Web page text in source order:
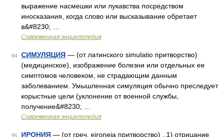
выражение насмешки или лукавства посредством
иносказания, когда слово или высказывание обретает
в&#8230; …
Современная энциклопедия
94 СИМУЛЯЦИЯ — (от латинского simulatio притворство)
(медицинское), изображение болезни или отдельных ее
симптомов человеком, не страдающим данным
заболеванием. Умышленная симуляция обычно преследует
корыстные цели (уклонение от военной службы,
получение&#8230; …
Современная энциклопедия
95 ИРОНИЯ — (от греч. eironeia притворство) ..1) отрицание